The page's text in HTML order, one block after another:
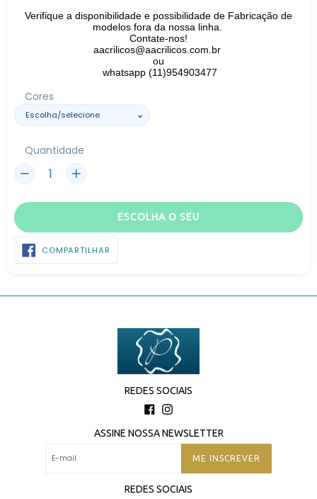
Verifique a disponibilidade e possibilidade de Fabricação de
modelos fora da nossa linha.
Contate-nos!
aacrilicos@aacrilicos.com.br
ou
whatsapp (11)954903477
Cores
Quantidade
ESCOLHA O SEU
COMPARTILHAR
REDES SOCIAIS
Facebook
Instagram
ASSINE NOSSA NEWSLETTER
ME INSCREVER
REDES SOCIAIS